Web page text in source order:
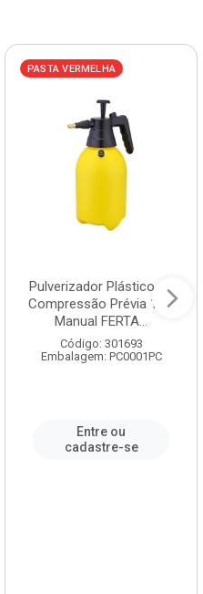
PASTA VERMELHA
Pulverizador Plástico de
Compressão Prévia 1,5L
Manual FERTA...
Código: 301693
Embalagem: PC0001PC
Entre ou
cadastre-se